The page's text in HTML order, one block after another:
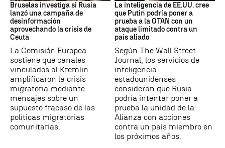
Bruselas investiga si Rusia
lanzó una campaña de
desinformación
aprovechando la crisis de
Ceuta
La Comisión Europea
sostiene que canales
vinculados al Kremlin
amplificaron la crisis
migratoria mediante
mensajes sobre un
supuesto fracaso de las
políticas migratorias
comunitarias.
La inteligencia de EE.UU. cree
que Putin podría poner a
prueba a la OTAN con un
ataque limitado contra un
país aliado
Según The Wall Street
Journal, los servicios de
inteligencia
estadounidenses
consideran que Rusia
podría intentar poner a
prueba la unidad de la
Alianza con acciones
contra un país miembro en
los próximos años.